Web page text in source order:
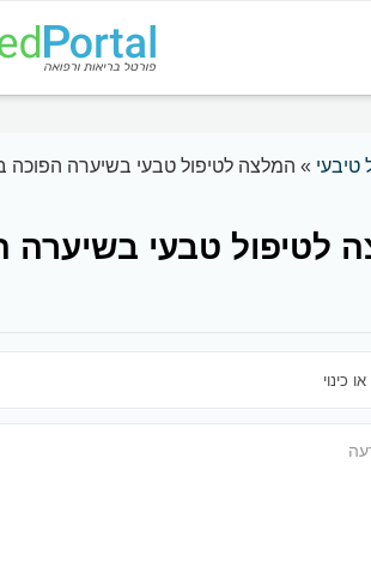
טיבעי » המלצה לטיפול טבעי בשיערה הפוכה
לטיפול טבעי בשיערה